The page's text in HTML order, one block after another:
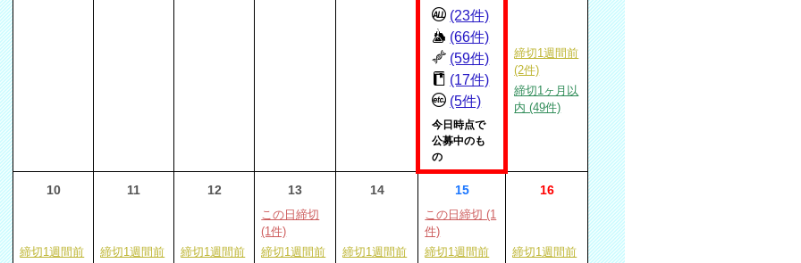
(23件)
(66件)
(59件)
(17件)
(5件)
今日時点で
公募中のも
の
締切1週間前
(2件)
締切1ヶ月以
内 (49件)
10
締切1週間前
11
締切1週間前
12
締切1週間前
13
この日締切
(1件)
締切1週間前
14
締切1週間前
15
この日締切 (1
件)
締切1週間前
16
締切1週間前